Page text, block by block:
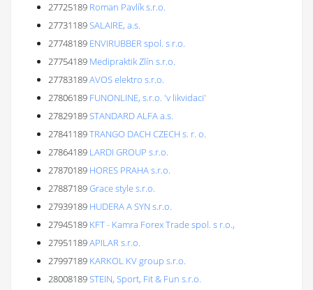
27725189 Roman Pavlík s.r.o.
27731189SALAIRE, a.s.
27748189 ENVIRUBBER spol. s r.o.
27754189 Medipraktik Zlín s.r.o.
27783189AVOS elektro s.r.o.
27806189 FUNONLINE, s.r.o. 'v likvidaci'
27829189STANDARD ALFA a.s.
27841189TRANGO DACH CZECH s. r. o.
27864189 LARDI GROUP s.r.o.
27870189 HORES PRAHA s.r.o.
27887189Grace style s.r.o.
27939189 HUDERA A SYN s.r.o.
27945189 KFT - Kamra Forex Trade spol. s r.o.,
27951189APILAR s.r.o.
27997189 KARKOL KV group s.r.o.
28008189STEIN, Sport, Fit & Fun s.r.o.